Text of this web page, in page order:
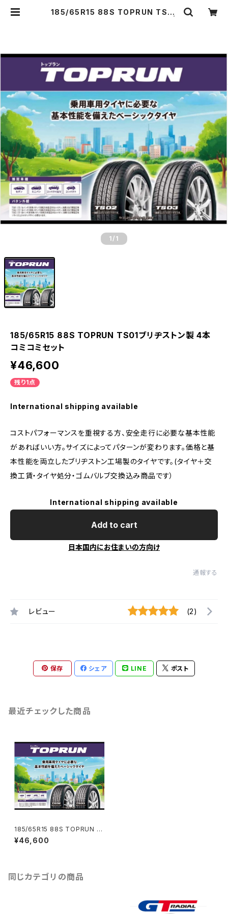
185/65R15 88S TOPRUN TS01
1 /1
185/65R15 88S TOPRUN TS01ブリヂストン製 4本
コミコミセット
¥46,600
残り1点
International shipping available
コストパフォーマンスを重視する方、安全走行に必要な基本性能
があればいい方。サイズによってパターンが変わります。価格と基
本性能を両立したブリヂストン工場製のタイヤです。(タイヤ＋交
換工賃・タイヤ処分・ゴムバルブ交換込み商品です）
International shipping available
Add to cart
日本国内にお住まいの方向け
通報する
レビュー (2)
保存 シェア LINE ポスト
最近チェックした商品
185/65R15 88S TOPRUN T
S01ブリヂストン製 4本コミコミ
セット
¥46,600
同じカテゴリの商品